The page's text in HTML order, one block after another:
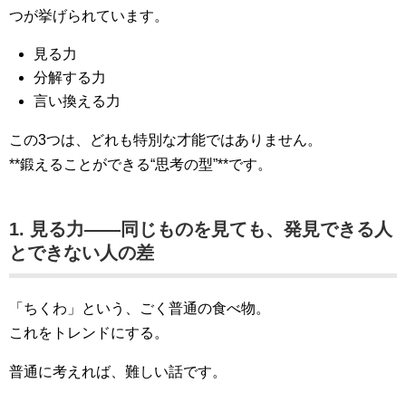
つが挙げられています。
見る力
分解する力
言い換える力
この3つは、どれも特別な才能ではありません。
**鍛えることができる“思考の型”**です。
1. 見る力――同じものを見ても、発見できる人
とできない人の差
「ちくわ」という、ごく普通の食べ物。
これをトレンドにする。
普通に考えれば、難しい話です。